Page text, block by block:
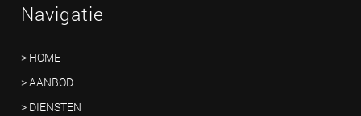
Navigatie
> HOME
> AANBOD
> DIENSTEN